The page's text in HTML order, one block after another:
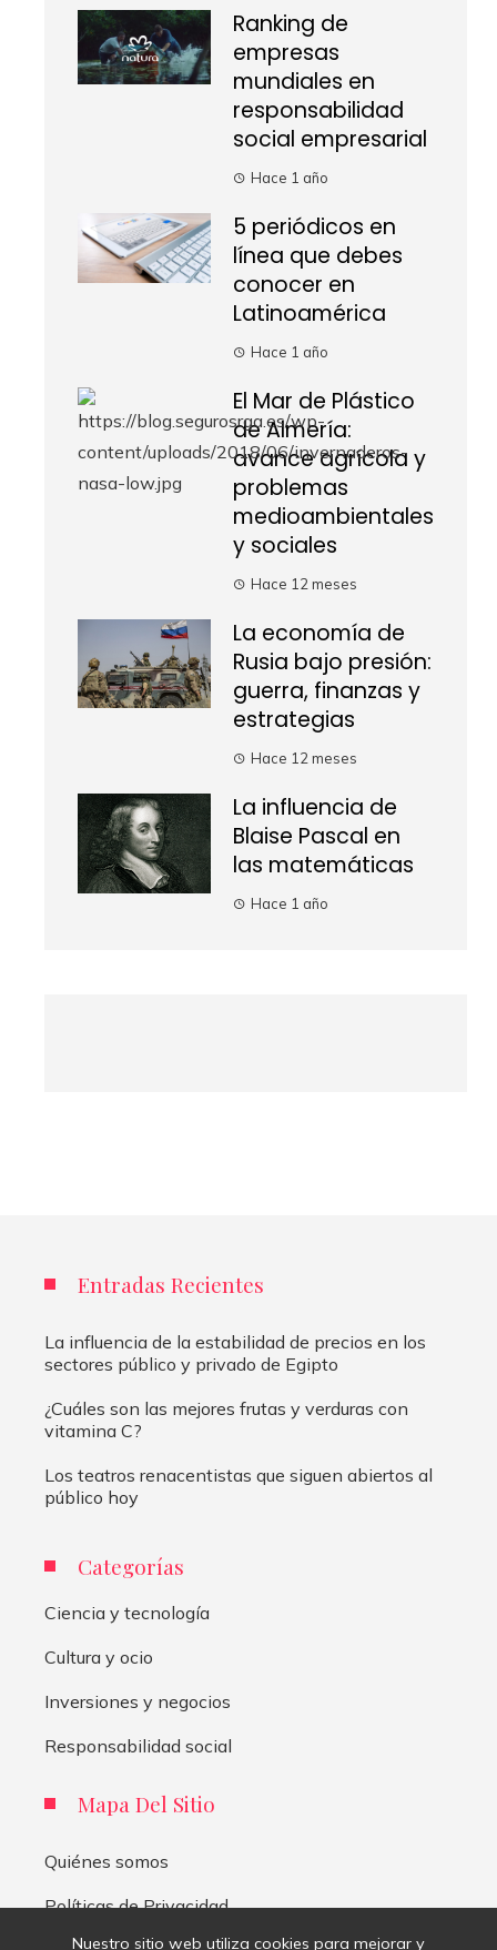
Nuestro sitio web utiliza cookies para mejorar y
Ranking de
empresas
mundiales en
responsabilidad
social empresarial
Hace 1 año
5 periódicos en
línea que debes
conocer en
Latinoamérica
Hace 1 año
El Mar de Plástico
de Almería:
avance agrícola y
problemas
medioambientales
y sociales
Hace 12 meses
La economía de
Rusia bajo presión:
guerra, finanzas y
estrategias
Hace 12 meses
La influencia de
Blaise Pascal en
las matemáticas
Hace 1 año
Entradas Recientes
La influencia de la estabilidad de precios en los
sectores público y privado de Egipto
¿Cuáles son las mejores frutas y verduras con
vitamina C?
Los teatros renacentistas que siguen abiertos al
público hoy
Categorías
Ciencia y tecnología
Cultura y ocio
Inversiones y negocios
Responsabilidad social
Mapa Del Sitio
Quiénes somos
Políticas de Privacidad